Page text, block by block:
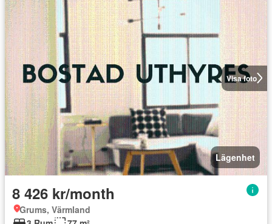
Visa foto
Lägenhet
8 426 kr/month
Grums, Värmland